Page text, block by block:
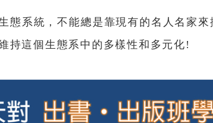
態系統，不能總是靠現有的名人名家
持這個生態系中的多樣性和多元化!